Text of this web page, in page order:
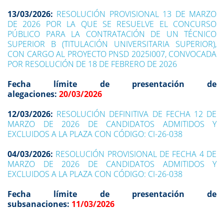
13/03/2026: RESOLUCIÓN PROVISIONAL 13 DE MARZO
DE 2026 POR LA QUE SE RESUELVE EL CONCURSO
PÚBLICO PARA LA CONTRATACIÓN DE UN TÉCNICO
SUPERIOR B (TITULACIÓN UNIVERSITARIA SUPERIOR),
CON CARGO AL PROYECTO PNSD 2025I007, CONVOCADA
POR RESOLUCIÓN DE 18 DE FEBRERO DE 2026
Fecha límite de presentación de
alegaciones: 20/03/2026
12/03/2026: RESOLUCIÓN DEFINITIVA DE FECHA 12 DE
MARZO DE 2026 DE CANDIDATOS ADMITIDOS Y
EXCLUIDOS A LA PLAZA CON CÓDIGO: CI-26-038
04/03/2026: RESOLUCIÓN PROVISIONAL DE FECHA 4 DE
MARZO DE 2026 DE CANDIDATOS ADMITIDOS Y
EXCLUIDOS A LA PLAZA CON CÓDIGO: CI-26-038
Fecha límite de presentación de
subsanaciones: 11/03/2026